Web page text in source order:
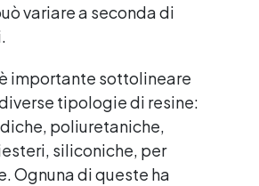
variare a seconda di
importante sottolineare
tipologie di resine:
poliuretaniche,
siliconiche, per
Ognuna di queste ha